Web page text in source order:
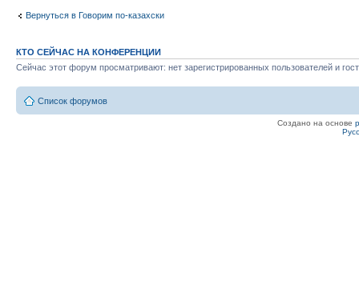
Вернуться в Говорим по-казахски
КТО СЕЙЧАС НА КОНФЕРЕНЦИИ
Сейчас этот форум просматривают: нет зарегистрированных пользователей и
Список форумов
Создано на основе